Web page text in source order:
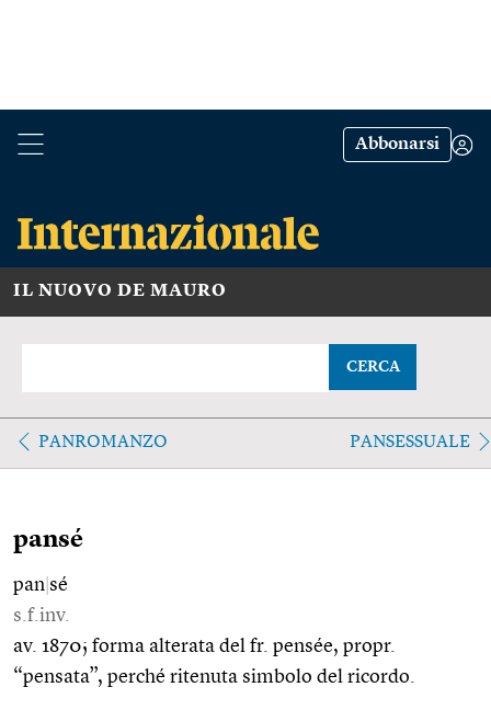
Abbonarsi
IL NUOVO DE MAURO
CERCA
PANROMANZO PANSESSUALE
pansé
pan sé
s.f.inv.
av. 1870; forma alterata del fr. pensée, propr.
“pensata”, perché ritenuta simbolo del ricordo.